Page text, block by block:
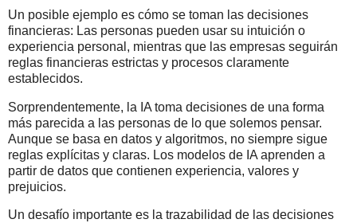
Un posible ejemplo es cómo se toman las decisiones
financieras: Las personas pueden usar su intuición o
experiencia personal, mientras que las empresas seguirán
reglas financieras estrictas y procesos claramente
establecidos.
Sorprendentemente, la IA toma decisiones de una forma
más parecida a las personas de lo que solemos pensar.
Aunque se basa en datos y algoritmos, no siempre sigue
reglas explícitas y claras. Los modelos de IA aprenden a
partir de datos que contienen experiencia, valores y
prejuicios.
Un desafío importante es la trazabilidad de las decisiones